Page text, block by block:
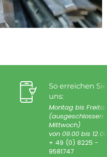
So erreichen Sie
uns:
Montag bis
(ausgeschlossen
Mittwoch)
von 09.00 bis
+ 49 (0) 8225 -
9581747